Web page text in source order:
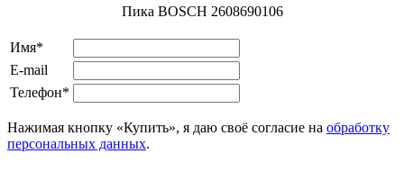
Пика BOSCH 2608690106
Имя*
E-mail
Телефон*
Нажимая кнопку «Купить», я даю своё согласие на обработку
персональных данных.